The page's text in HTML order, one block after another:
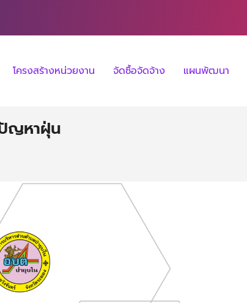
โครงสร้างหน่วยงาน จัดซื้อจัดจ้าง แผนพัฒนา
ญหาฝุ่น